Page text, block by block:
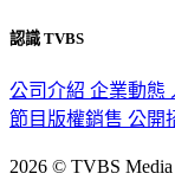
認識 TVBS
公司介紹 企業動態
節目版權銷售 公開
2026 © TVBS